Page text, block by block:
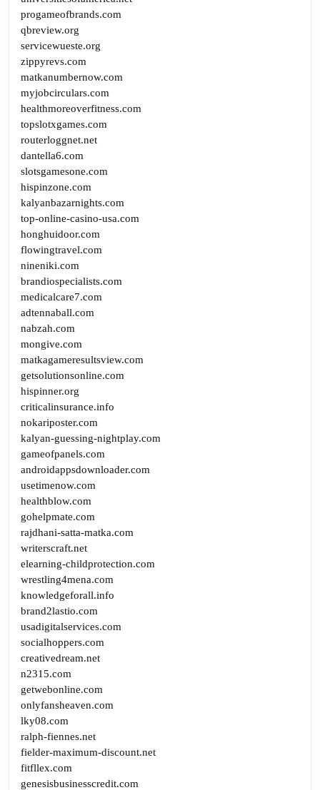
progameofbrands.com
qbreview.org
servicewueste.org
zippyrevs.com
matkanumbernow.com
myjobcirculars.com
healthmoreoverfitness.com
topslotxgames.com
routerloggnet.net
dantella6.com
slotsgamesone.com
hispinzone.com
kalyanbazarnights.com
top-online-casino-usa.com
honghuidoor.com
flowingtravel.com
nineniki.com
brandiospecialists.com
medicalcare7.com
adtennaball.com
nabzah.com
mongive.com
matkagameresultsview.com
getsolutionsonline.com
hispinner.org
criticalinsurance.info
nokariposter.com
kalyan-guessing-nightplay.com
gameofpanels.com
androidappsdownloader.com
usetimenow.com
healthblow.com
gohelpmate.com
rajdhani-satta-matka.com
writerscraft.net
elearning-childprotection.com
wrestling4mena.com
knowledgeforall.info
brand2lastio.com
usadigitalservices.com
socialhoppers.com
creativedream.net
n2315.com
getwebonline.com
onlyfansheaven.com
lky08.com
ralph-fiennes.net
fielder-maximum-discount.net
fitfllex.com
genesisbusinesscredit.com